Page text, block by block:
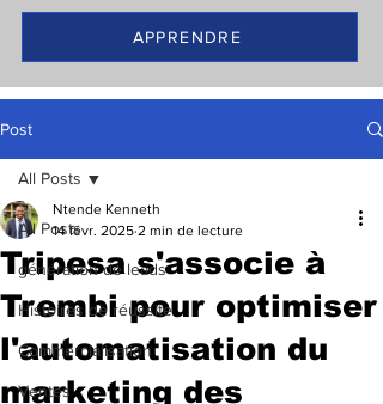
APPRENDRE
Post
All Posts
génération de leads
Histoires de réussite
Commercialisation
Ventes
All Posts
Tripesa s'associe à
Trembi pour optimiser
l'automatisation du
marketing des
Ntende Kenneth
14 févr. 2025 2 min de lecture